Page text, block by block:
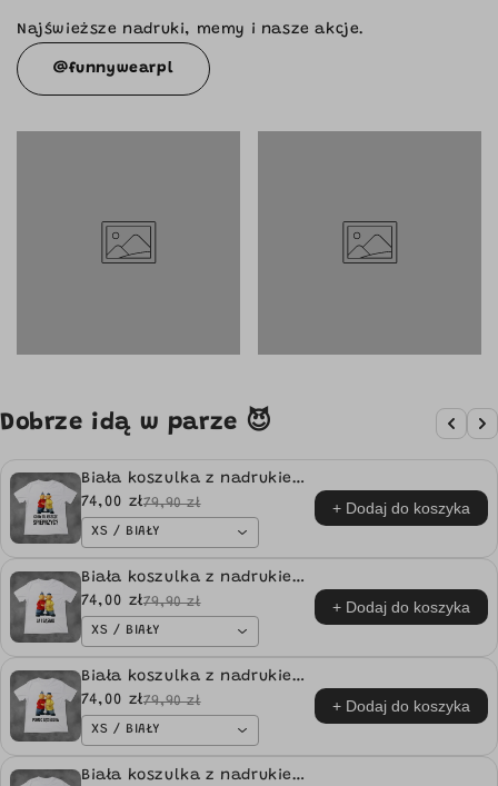
Najświeższe nadruki, memy i nasze akcje.
@funnywearpl
Dobrze idą w parze 😈
Biała koszulka z nadrukiem
Sąsiedzi "Co By Tu Jeszcze
Spieprzyć?" idealna na
PREZENT
74,00 zł79,90 zł
XS / BIAŁY
+ Dodaj do koszyka
Biała koszulka z nadrukiem
Sąsiedzi "Ja I Sąsiad"
idealna na PREZENT
74,00 zł79,90 zł
XS / BIAŁY
+ Dodaj do koszyka
Biała koszulka z nadrukiem
Sąsiedzi "Pomoc Sąsiedzka"
idealna na PREZENT
74,00 zł79,90 zł
XS / BIAŁY
+ Dodaj do koszyka
Biała koszulka z nadrukiem